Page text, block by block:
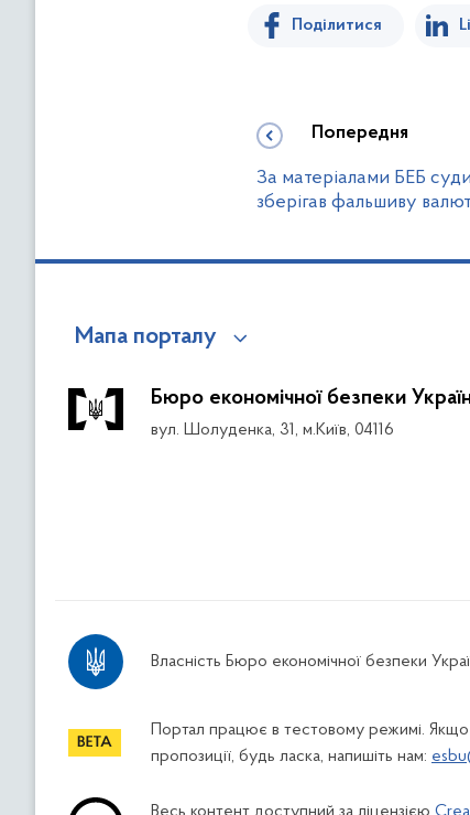
Поділитися
Попередня
За матеріалами БЕБ
зберігав фальшиву
Мапа порталу
Бюро економічної безпеки
вул. Шолуденка, 31, м.Київ, 04116
Власність Бюро економічної безпеки
Портал працює в тестовому режимі.
пропозиції, будь ласка, напишіть нам: